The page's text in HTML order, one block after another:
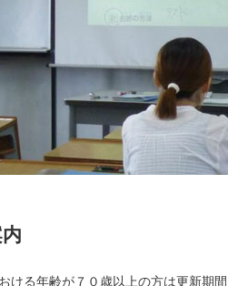
ける年齢が７０歳以上の方は更新期間